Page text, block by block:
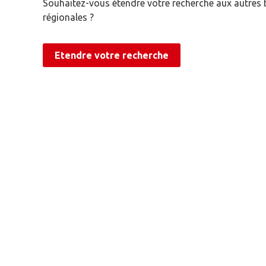
Souhaitez-vous étendre votre recherche aux autres
régionales ?
Etendre votre recherche